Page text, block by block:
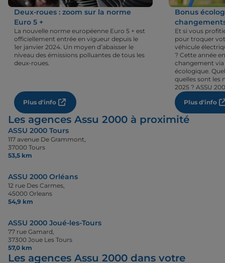
Deux-roues : zoom sur la norme
Euro 5 +
La nouvelle norme européenne Euro 5 + est
officiellement entrée en vigueur depuis le
1er janvier 2024. Un moyen d’abaisser le
niveau des émissions polluantes de tous les
deux-roues.
Plus d'info
Bonus
Et si vous
pour troquer
véhicule
? Cette année
changement
écologique.
quelles sont les
2025 ? ASSU
Plus d'info
Les agences Assu 2000 à proximité
ASSU 2000 Tours
117 avenue De Grammont,
37000 Tours
53,5 km
ASSU 2000 Orléans
12 rue Des Carmes,
45000 Orleans
54,9 km
ASSU 2000 Joué-les-Tours
77 rue Gamard,
37300 Joue Les Tours
57,0 km
Les agences Assu 2000 dans votre